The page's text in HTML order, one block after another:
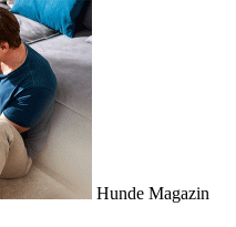
Hunde Magazin